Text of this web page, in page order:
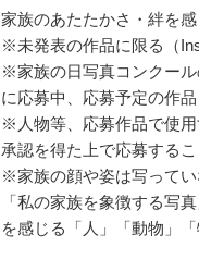
家族のあたたかさ・絆を
※未発表の作品に限る（
※家族の日写真コンクー
に応募中、応募予定の作
※人物等、応募作品で使用
承認を得た上で応募するこ
※家族の顔や姿は写って
「私の家族を象徴する写
を感じる「人」「動物」